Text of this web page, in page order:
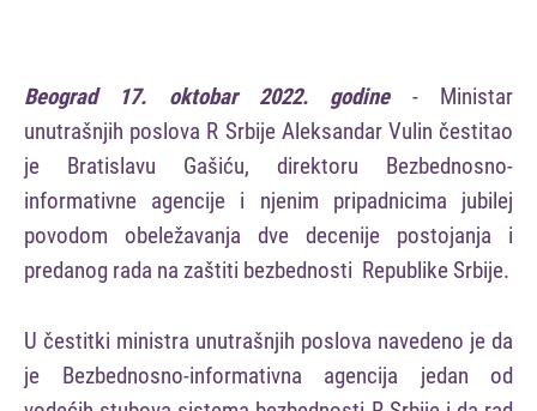
Beograd 17. oktobar 2022. godine- Ministar
unutrašnjih poslova R Srbije Aleksandar Vulin čestitao
je Bratislavu Gašiću, direktoru Bezbednosno-
informativne agencije i njenim pripadnicima jubilej
povodom obeležavanja dve decenije postojanja i
predanog rada na zaštiti bezbednosti Republike Srbije.
U čestitki ministra unutrašnjih poslova navedeno je da
je Bezbednosno-informativna agencija jedan od